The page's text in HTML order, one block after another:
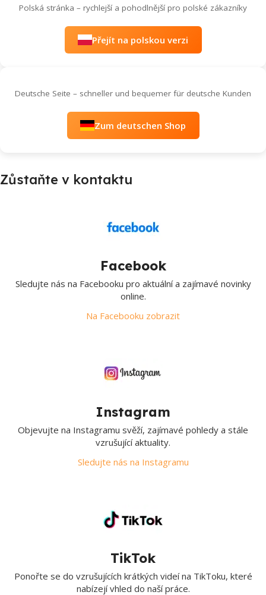
Polská stránka – rychlejší a pohodlnější pro polské zákazníky
Přejít na polskou verzi
Deutsche Seite – schneller und bequemer für deutsche Kunden
Zum deutschen Shop
Zůstaňte v kontaktu
Facebook
Sledujte nás na Facebooku pro aktuální a zajímavé novinky
online.
Na Facebooku zobrazit
Instagram
Objevujte na Instagramu svěží, zajímavé pohledy a stále
vzrušující aktuality.
Sledujte nás na Instagramu
TikTok
Ponořte se do vzrušujících krátkých videí na TikToku, které
nabízejí vhled do naší práce.